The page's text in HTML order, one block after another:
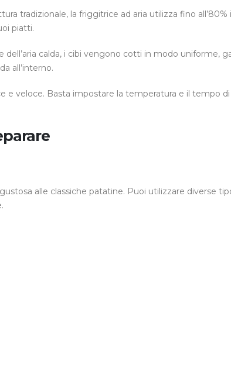
tradizionale, la friggitrice ad aria utilizza fino
piatti.
dell’aria calda, i cibi vengono cotti in modo uniforme,
all’interno.
e veloce. Basta impostare la temperatura e il tempo
alle classiche patatine. Puoi utilizzare diverse